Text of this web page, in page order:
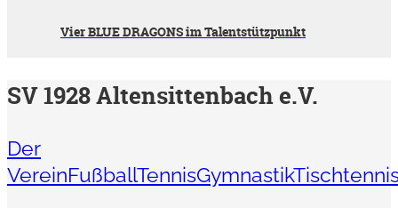
Vier BLUE DRAGONS im Talentstützpunkt
SV 1928 Altensittenbach e.V.
Der
VereinFußballTennisGymnastik